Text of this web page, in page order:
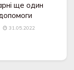
ще один
31.05.2022